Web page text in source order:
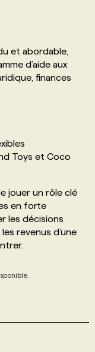
et abordable,
d’aide aux
finances
Toys et Coco
jouer un rôle clé
en forte
les décisions
revenus d’une